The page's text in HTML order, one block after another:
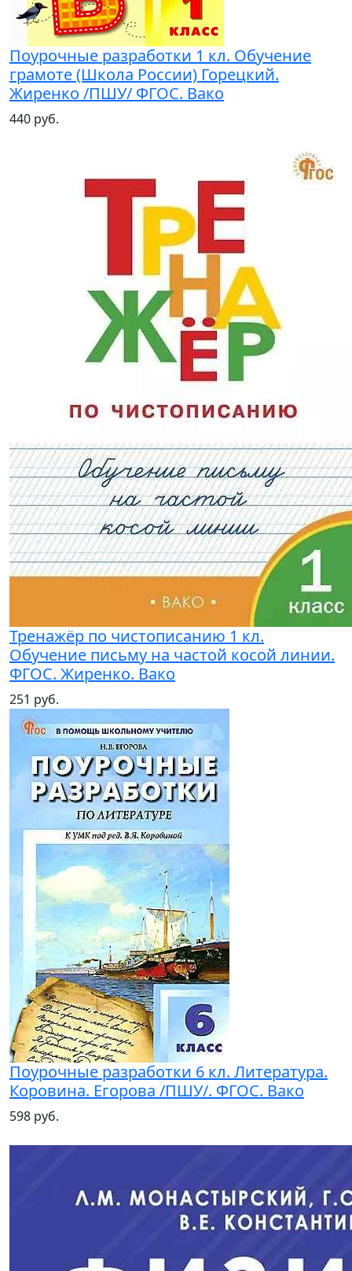
Поурочные разработки 1 кл. Обучение
грамоте (Школа России) Горецкий.
Жиренко /ПШУ/ ФГОС. Вако
440 руб.
Тренажёр по чистописанию 1 кл.
Обучение письму на частой косой линии.
ФГОС. Жиренко. Вако
251 руб.
Поурочные разработки 6 кл. Литература.
Коровина. Егорова /ПШУ/. ФГОС. Вако
598 руб.